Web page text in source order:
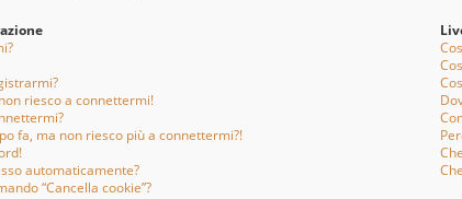
riesco a connettermi!
fa, ma non riesco più a connettermi?!
automaticamente?
“Cancella cookie”?